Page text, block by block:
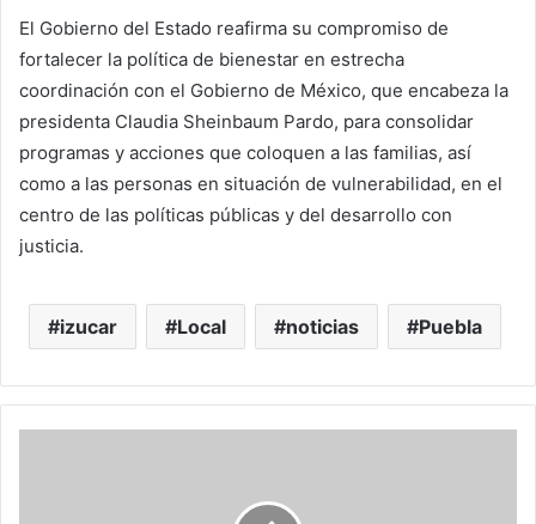
El Gobierno del Estado reafirma su compromiso de
fortalecer la política de bienestar en estrecha
coordinación con el Gobierno de México, que encabeza la
presidenta Claudia Sheinbaum Pardo, para consolidar
programas y acciones que coloquen a las familias, así
como a las personas en situación de vulnerabilidad, en el
centro de las políticas públicas y del desarrollo con
justicia.
izucar Local noticias Puebla